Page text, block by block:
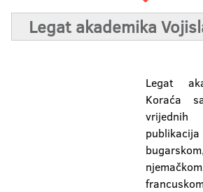
Legati Fakulteta fizičkog
Legati Filozofskog fakulteta
Legat akademika
Legat
Koraća
publikacija